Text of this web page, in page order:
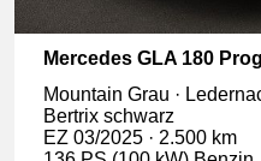
Mercedes GLA 180
Mountain Grau ·
Bertrix schwarz
EZ 03/2025 · 2.500 km